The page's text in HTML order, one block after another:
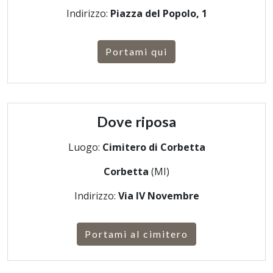
Indirizzo: Piazza del Popolo, 1
Portami qui
Dove riposa
Luogo: Cimitero di Corbetta
Corbetta (MI)
Indirizzo: Via IV Novembre
Portami al cimitero